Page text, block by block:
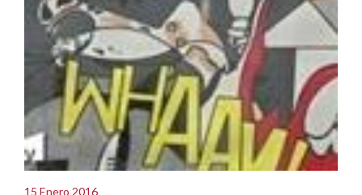
15 Enero 2016